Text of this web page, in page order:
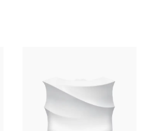
variations.
options